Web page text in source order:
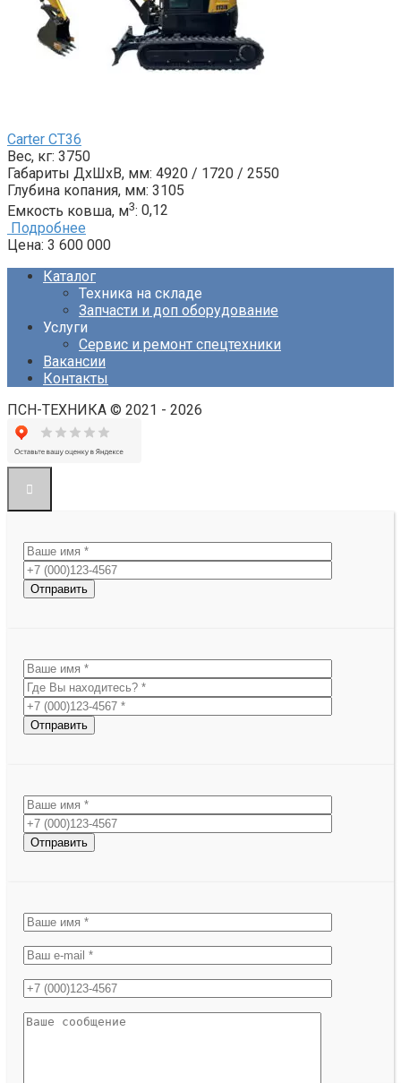
Carter CT36
Вес, кг: 3750
Габариты ДxШxВ, мм: 4920 / 1720 / 2550
Глубина копания, мм: 3105
Емкость ковша, м3: 0,12
Подробнее
Цена: 3 600 000
Каталог
Техника на складе
Запчасти и доп оборудование
Услуги
Сервис и ремонт спецтехники
Вакансии
Контакты
ПСН-ТЕХНИКА © 2021 - 2026